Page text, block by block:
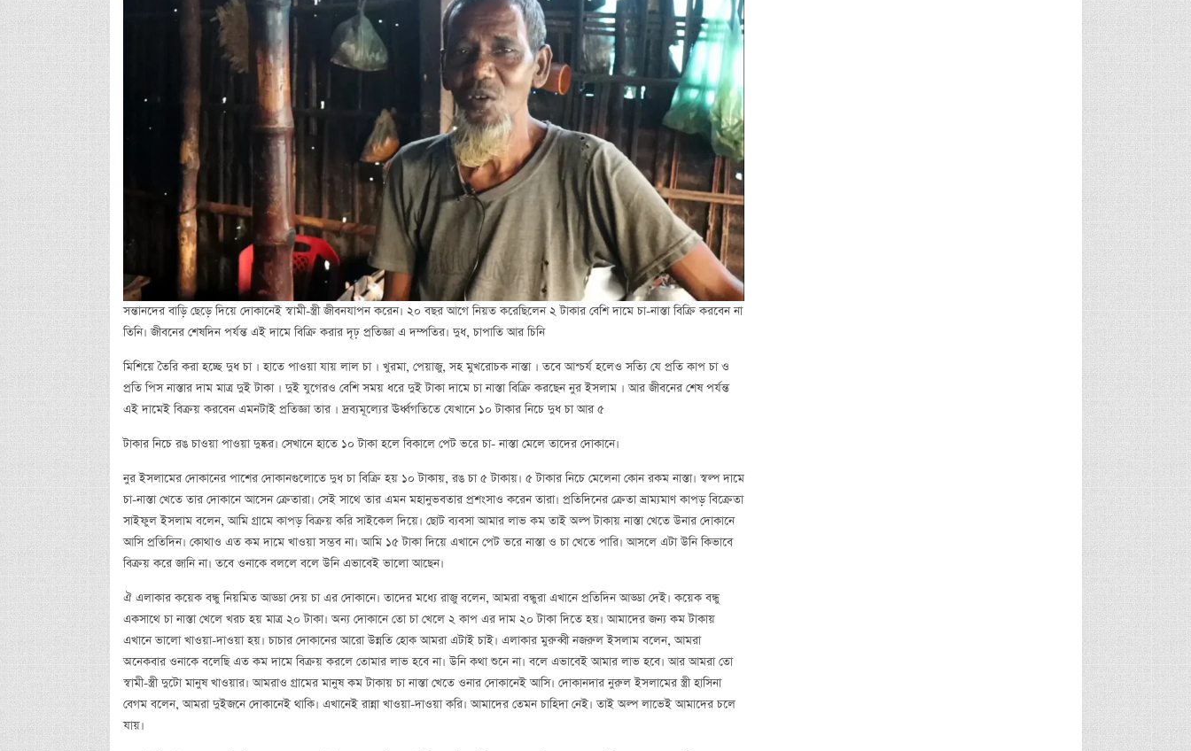
সন্তানদের বাড়ি ছেড়ে দিয়ে দোকানেই স্বামী-স্ত্রী জীবনযাপন করেন। ২০ বছর আগে নিয়ত করেছিলেন ২ টাকার বেশি দামে চা-নাস্তা বিক্রি করবেন না
তিনি। জীবনের শেষদিন পর্যন্ত এই দামে বিক্রি করার দৃঢ় প্রতিজ্ঞা এ দম্পতির। দুধ, চাপাতি আর চিনি
মিশিয়ে তৈরি করা হচ্ছে দুধ চা । হাতে পাওয়া যায় লাল চা । খুরমা, পেয়াজু, সহ মুখরোচক নাস্তা । তবে আশ্চর্য হলেও সত্যি যে প্রতি কাপ চা ও
প্রতি পিস নাস্তার দাম মাত্র দুই টাকা । দুই যুগেরও বেশি সময় ধরে দুই টাকা দামে চা নাস্তা বিক্রি করছেন নুর ইসলাম । আর জীবনের শেষ পর্যন্ত
এই দামেই বিক্রয় করবেন এমনটাই প্রতিজ্ঞা তার । দ্রব্যমূল্যের ঊর্ধ্বগতিতে যেখানে ১০ টাকার নিচে দুধ চা আর ৫
টাকার নিচে রঙ চাওয়া পাওয়া দুষ্কর। সেখানে হাতে ১০ টাকা হলে বিকালে পেট ভরে চা- নাস্তা মেলে তাদের দোকানে।
নুর ইসলামের দোকানের পাশের দোকানগুলোতে দুধ চা বিক্রি হয় ১০ টাকায়, রঙ চা ৫ টাকায়। ৫ টাকার নিচে মেলেনা কোন রকম নাস্তা। স্বল্প দামে
চা-নাস্তা খেতে তার দোকানে আসেন ক্রেতারা। সেই সাথে তার এমন মহানুভবতার প্রশংসাও করেন তারা। প্রতিদিনের ক্রেতা ভ্রাম্যমাণ কাপড় বিক্রেতা
সাইফুল ইসলাম বলেন, আমি গ্রামে কাপড় বিক্রয় করি সাইকেল দিয়ে। ছোট ব্যবসা আমার লাভ কম তাই অল্প টাকায় নাস্তা খেতে উনার দোকানে
আসি প্রতিদিন। কোথাও এত কম দামে খাওয়া সম্ভব না। আমি ১৫ টাকা দিয়ে এখানে পেট ভরে নাস্তা ও চা খেতে পারি। আসলে এটা উনি কিভাবে
বিক্রয় করে জানি না। তবে ওনাকে বললে বলে উনি এভাবেই ভালো আছেন।
ঐ এলাকার কয়েক বন্ধু নিয়মিত আড্ডা দেয় চা এর দোকানে। তাদের মধ্যে রাজু বলেন, আমরা বন্ধুরা এখানে প্রতিদিন আড্ডা দেই। কয়েক বন্ধু
একসাথে চা নাস্তা খেলে খরচ হয় মাত্র ২০ টাকা। অন্য দোকানে তো চা খেলে ২ কাপ এর দাম ২০ টাকা দিতে হয়। আমাদের জন্য কম টাকায়
এখানে ভালো খাওয়া-দাওয়া হয়। চাচার দোকানের আরো উন্নতি হোক আমরা এটাই চাই। এলাকার মুরুব্বী নজরুল ইসলাম বলেন, আমরা
অনেকবার ওনাকে বলেছি এত কম দামে বিক্রয় করলে তোমার লাভ হবে না। উনি কথা শুনে না। বলে এভাবেই আমার লাভ হবে। আর আমরা তো
স্বামী-স্ত্রী দুটো মানুষ খাওয়ার। আমরাও গ্রামের মানুষ কম টাকায় চা নাস্তা খেতে ওনার দোকানেই আসি। দোকানদার নুরুল ইসলামের স্ত্রী হাসিনা
বেগম বলেন, আমরা দুইজনে দোকানেই থাকি। এখানেই রান্না খাওয়া-দাওয়া করি। আমাদের তেমন চাহিদা নেই। তাই অল্প লাভেই আমাদের চলে
যায়।